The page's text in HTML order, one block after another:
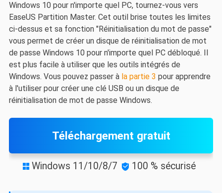
Windows 10 pour n'importe quel PC, tournez-vous vers
EaseUS Partition Master. Cet outil brise toutes les limites
ci-dessus et sa fonction "Réinitialisation du mot de passe"
vous permet de créer un disque de réinitialisation de mot
de passe Windows 10 pour n'importe quel PC débloqué. Il
est plus facile à utiliser que les outils intégrés de
Windows. Vous pouvez passer à la partie 3 pour apprendre
à l'utiliser pour créer une clé USB ou un disque de
réinitialisation de mot de passe Windows.
Téléchargement gratuit
 Windows 11/10/8/7  100 % sécurisé